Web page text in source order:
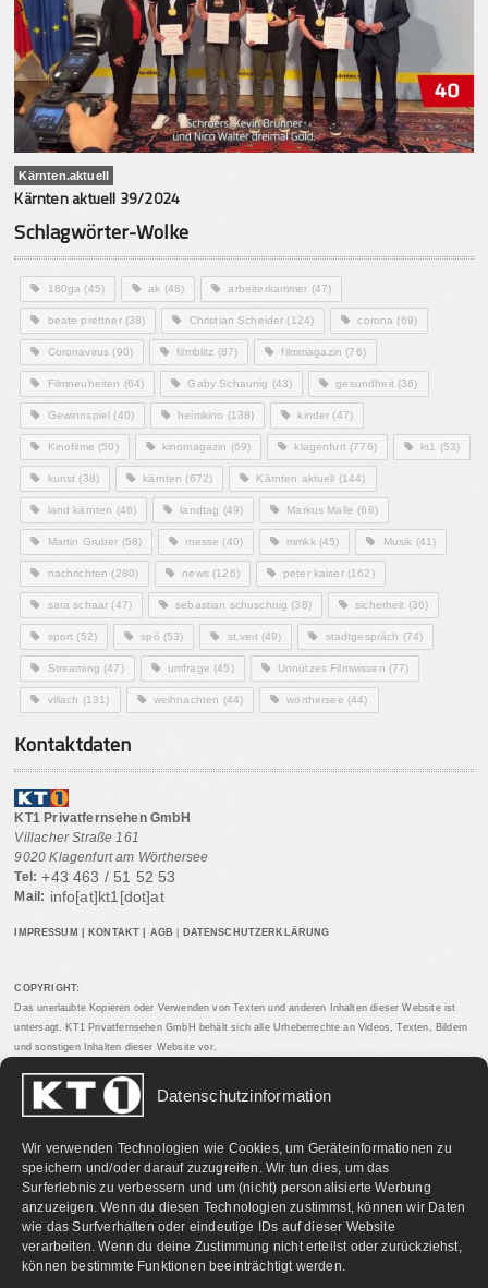
Datenschutzinformation
Wir verwenden Technologien wie Cookies, um Geräteinformationen zu
speichern und/oder darauf zuzugreifen. Wir tun dies, um das
Surferlebnis zu verbessern und um (nicht) personalisierte Werbung
anzuzeigen. Wenn du diesen Technologien zustimmst, können wir Daten
wie das Surfverhalten oder eindeutige IDs auf dieser Website
verarbeiten. Wenn du deine Zustimmung nicht erteilst oder zurückziehst,
können bestimmte Funktionen beeinträchtigt werden.
Kärnten.aktuell
Kärnten aktuell 39/2024
Schlagwörter-Wolke
180ga (45) ak (48) arbeiterkammer (47)
beate prettner(38) Christian Scheider (124) corona (69)
Coronavirus (90) filmblitz (87) filmmagazin (76)
Filmneuheiten (64) Gaby Schaunig (43) gesundheit(36)
Gewinnspiel (40) heimkino (138) kinder (47)
Kinofilme (50) kinomagazin (69) klagenfurt(776) kt1 (53)
kunst (38) kärnten (672) Kärnten aktuell (144)
land kärnten (46) landtag (49) Markus Malle (68)
Martin Gruber (58) messe (40) mmkk(45) Musik (41)
nachrichten (280) news(126) peter kaiser(162)
sara schaar (47) sebastian schuschnig (38) sicherheit (36)
sport (52) spö (53) st.veit(49) stadtgespräch (74)
Streaming (47) umfrage (45) Unnützes Filmwissen (77)
villach (131) weihnachten (44) wörthersee (44)
Kontaktdaten
KT1 Privatfernsehen GmbH
Villacher Straße 161
9020 Klagenfurt am Wörthersee
Tel: +43 463 / 51 52 53
Mail: info[at]kt1[dot]at
IMPRESSUM KONTAKT AGB DATENSCHUTZERKLÄRUNG
COPYRIGHT:
Das unerlaubte Kopieren oder Verwenden von Texten und anderen Inhalten dieser Website ist
untersagt. KT1 Privatfernsehen GmbH behält sich alle Urheberrechte an Videos, Texten, Bildern
und sonstigen Inhalten dieser Website vor.
PARTNERLINKS: